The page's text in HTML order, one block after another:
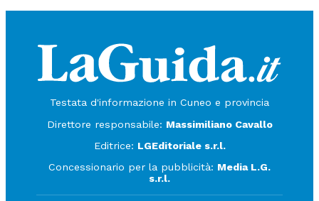
Testata d'informazione in Cuneo e provincia
Direttore responsabile: Massimiliano Cavallo
Editrice: LGEditoriale s.r.l.
Concessionario per la pubblicità: Media L.G.
s.r.l.